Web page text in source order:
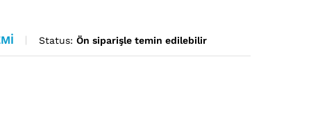
Status: Ön siparişle temin edilebilir